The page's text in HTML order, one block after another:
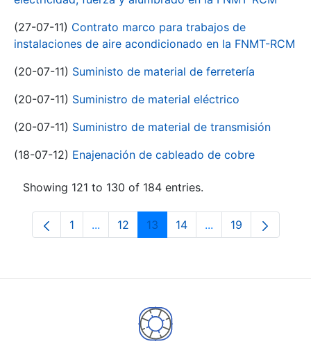
(27-07-11) Contrato marco para trabajos de
instalaciones de aire acondicionado en la FNMT-RCM
(20-07-11) Suministo de material de ferretería
(20-07-11) Suministro de material eléctrico
(20-07-11) Suministro de material de transmisión
(18-07-12) Enajenación de cableado de cobre
Showing 121 to 130 of 184 entries.
Page
1 ...Intermediate Pages Use TAB to navigate.
Page
12 Page
13 Page
14 ...Intermediate
Page
19